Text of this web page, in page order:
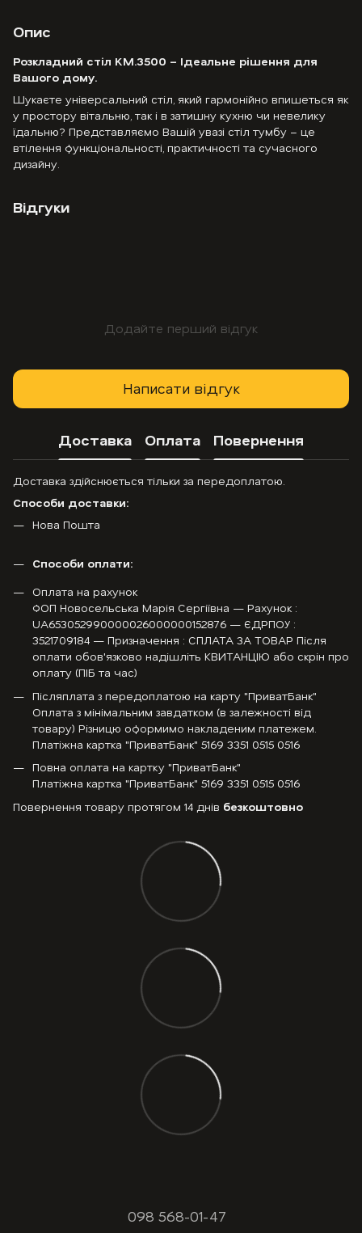
Опис
Розкладний стіл KM.3500 – Ідеальне рішення для
Вашого дому.
Шукаєте універсальний стіл, який гармонійно впишеться як
у простору вітальню, так і в затишну кухню чи невелику
їдальню? Представляємо Вашій увазі стіл тумбу – це
втілення функціональності, практичності та сучасного
дизайну.
Відгуки
Додайте перший відгук
Написати відгук
Доставка Оплата Повернення
Доставка здійснюється тільки за передоплатою.
Способи доставки:
Нова Пошта
Способи оплати:
Оплата на рахунок
ФОП Новосельська Марія Сергіївна — Рахунок :
UA653052990000026000000152876 — ЄДРПОУ :
3521709184 — Призначення : СПЛАТА ЗА ТОВАР Після
оплати обов'язково надішліть КВИТАНЦІЮ або скрін про
оплату (ПІБ та час)
Післяплата з передоплатою на карту "ПриватБанк"
Оплата з мінімальним завдатком (в залежності від
товару) Різницю оформимо накладеним платежем.
Платіжна картка "ПриватБанк" 5169 3351 0515 0516
Повна оплата на картку "ПриватБанк"
Платіжна картка "ПриватБанк" 5169 3351 0515 0516
Повернення товару протягом 14 днів безкоштовно
098 568-01-47